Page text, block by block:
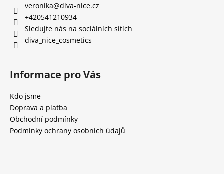
veronika@diva-nice.cz
+420541210934
Sledujte nás na sociálních sítích
diva_nice_cosmetics
Informace pro Vás
Kdo jsme
Doprava a platba
Obchodní podmínky
Podmínky ochrany osobních údajů